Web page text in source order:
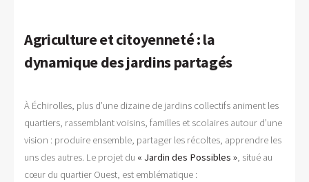
Agriculture et citoyenneté : la
dynamique des jardins partagés
À Échirolles, plus d’une dizaine de jardins collectifs animent les
quartiers, rassemblant voisins, familles et scolaires autour d’une
vision : produire ensemble, partager les récoltes, apprendre les
uns des autres. Le projet du « Jardin des Possibles », situé au
cœur du quartier Ouest, est emblématique :